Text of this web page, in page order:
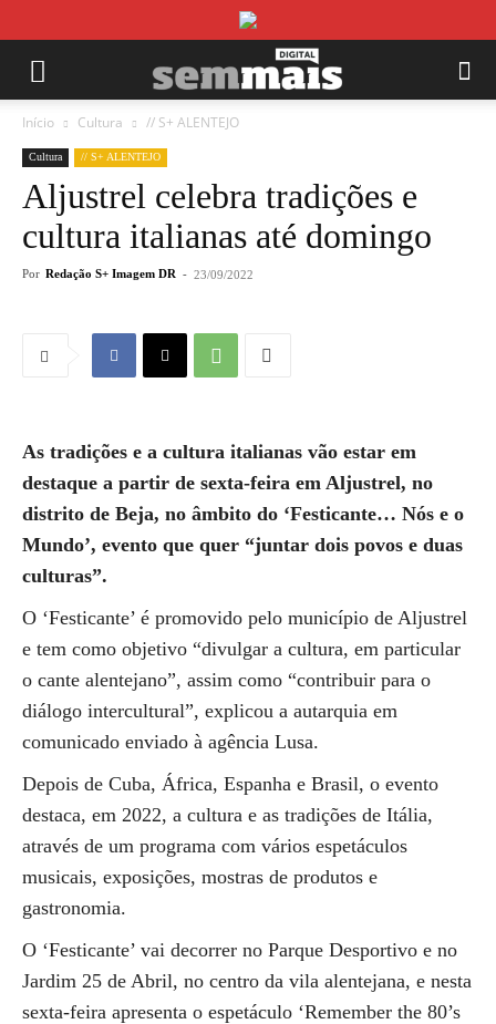
Início Cultura // S+ ALENTEJO
Cultura // S+ ALENTEJO
Aljustrel celebra tradições e
cultura italianas até domingo
Por Redação S+ Imagem DR - 23/09/2022
As tradições e a cultura italianas vão estar em
destaque a partir de sexta-feira em Aljustrel, no
distrito de Beja, no âmbito do ‘Festicante… Nós e o
Mundo’, evento que quer “juntar dois povos e duas
culturas”.
O ‘Festicante’ é promovido pelo município de Aljustrel
e tem como objetivo “divulgar a cultura, em particular
o cante alentejano”, assim como “contribuir para o
diálogo intercultural”, explicou a autarquia em
comunicado enviado à agência Lusa.
Depois de Cuba, África, Espanha e Brasil, o evento
destaca, em 2022, a cultura e as tradições de Itália,
através de um programa com vários espetáculos
musicais, exposições, mostras de produtos e
gastronomia.
O ‘Festicante’ vai decorrer no Parque Desportivo e no
Jardim 25 de Abril, no centro da vila alentejana, e nesta
sexta-feira apresenta o espetáculo ‘Remember the 80’s